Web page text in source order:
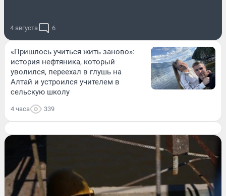
4 августа 6
«Пришлось учиться жить заново»:
история нефтяника, который
уволился, переехал в глушь на
Алтай и устроился учителем в
сельскую школу
4 часа 339